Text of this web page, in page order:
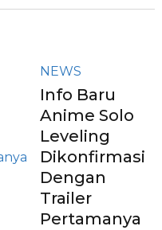
NEWS
Info Baru
Anime Solo
Leveling
Dikonfirmasi
Dengan
Trailer
Pertamanya